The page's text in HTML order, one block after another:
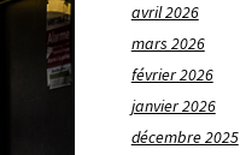
avril 2026
mars 2026
février 2026
janvier 2026
décembre 2025